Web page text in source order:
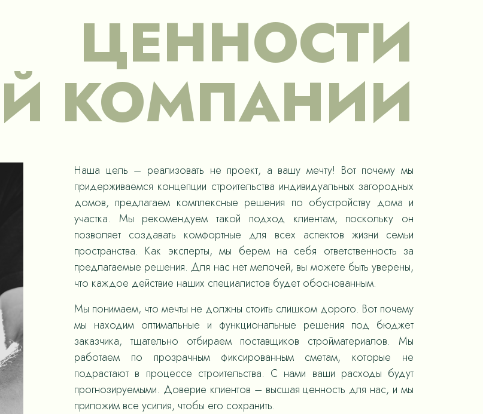
ЦЕННОСТИ
КОМПАНИИ
Наша цель – реализовать не проект, а вашу мечту! Вот почему мы
придерживаемся концепции строительства индивидуальных загородных
домов, предлагаем комплексные решения по обустройству дома и
участка. Мы рекомендуем такой подход клиентам, поскольку он
позволяет создавать комфортные для всех аспектов жизни семьи
пространства. Как эксперты, мы берем на себя ответственность за
предлагаемые решения. Для нас нет мелочей, вы можете быть уверены,
что каждое действие наших специалистов будет обоснованным.
Мы понимаем, что мечты не должны стоить слишком дорого. Вот почему
мы находим оптимальные и функциональные решения под бюджет
заказчика, тщательно отбираем поставщиков стройматериалов. Мы
работаем по прозрачным фиксированным сметам, которые не
подрастают в процессе строительства. С нами ваши расходы будут
прогнозируемыми. Доверие клиентов – высшая ценность для нас, и мы
приложим все усилия, чтобы его сохранить.